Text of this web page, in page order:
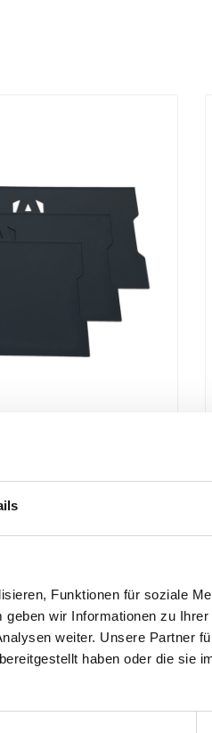
Funktionen für soziale
wir Informationen zu
weiter. Unsere Partner
haben oder die sie
TO BASKET